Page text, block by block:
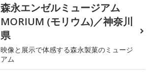
森永エンゼルミュージアム
MORIUM (モリウム)／神奈川
県
映像と展示で体感する森永製菓のミュージ
アム